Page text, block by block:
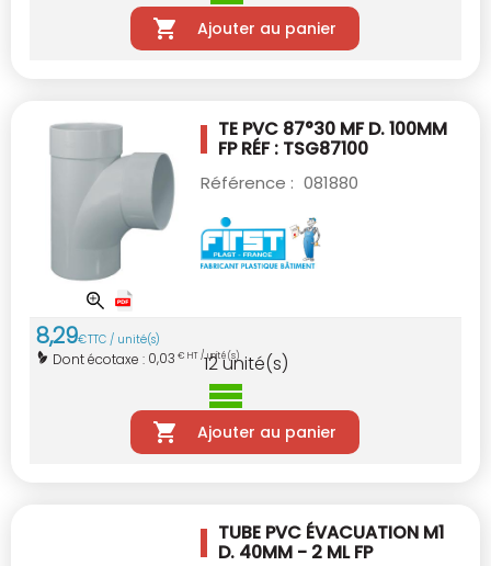
Ajouter au panier
TE PVC 87°30 MF D. 100MM
FP RÉF : TSG87100
Référence : 081880
8,29€TTC / unité(s)
Dont écotaxe : 0,03 € HT / unité(s)
12unité(s)
Ajouter au panier
TUBE PVC ÉVACUATION M1
D. 40MM - 2 MLFP